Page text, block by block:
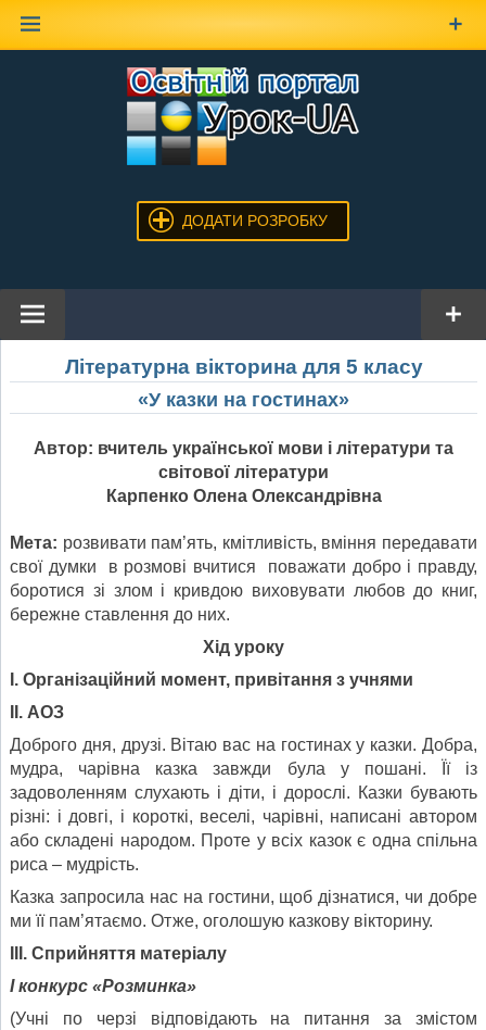
ДОДАТИ РОЗРОБКУ
Літературна вікторина для 5 класу
«У казки на гостинах»
Автор: вчитель української мови і літератури та
світової літератури
Карпенко Олена Олександрівна
Мета: розвивати пам’ять, кмітливість, вміння передавати
свої думки в розмові вчитися поважати добро і правду,
боротися зі злом і кривдою виховувати любов до книг,
бережне ставлення до них.
Хід уроку
І. Організаційний момент, привітання з учнями
ІІ. АОЗ
Доброго дня, друзі. Вітаю вас на гостинах у казки. Добра,
мудра, чарівна казка завжди була у пошані. Її із
задоволенням слухають і діти, і дорослі. Казки бувають
різні: і довгі, і короткі, веселі, чарівні, написані автором
або складені народом. Проте у всіх казок є одна спільна
риса – мудрість.
Казка запросила нас на гостини, щоб дізнатися, чи добре
ми її пам’ятаємо. Отже, оголошую казкову вікторину.
ІІІ. Сприйняття матеріалу
І конкурс «Розминка»
(Учні по черзі відповідають на питання за змістом